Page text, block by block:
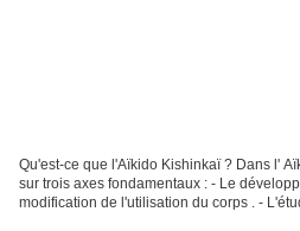
Qu'est-ce que l'Aïkido Kishinkaï ? Dans l'
sur trois axes fondamentaux : - Le
modification de l'utilisation du corps . -